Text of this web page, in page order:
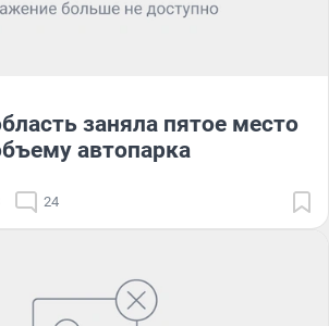
заняла пятое место
автопарка
24